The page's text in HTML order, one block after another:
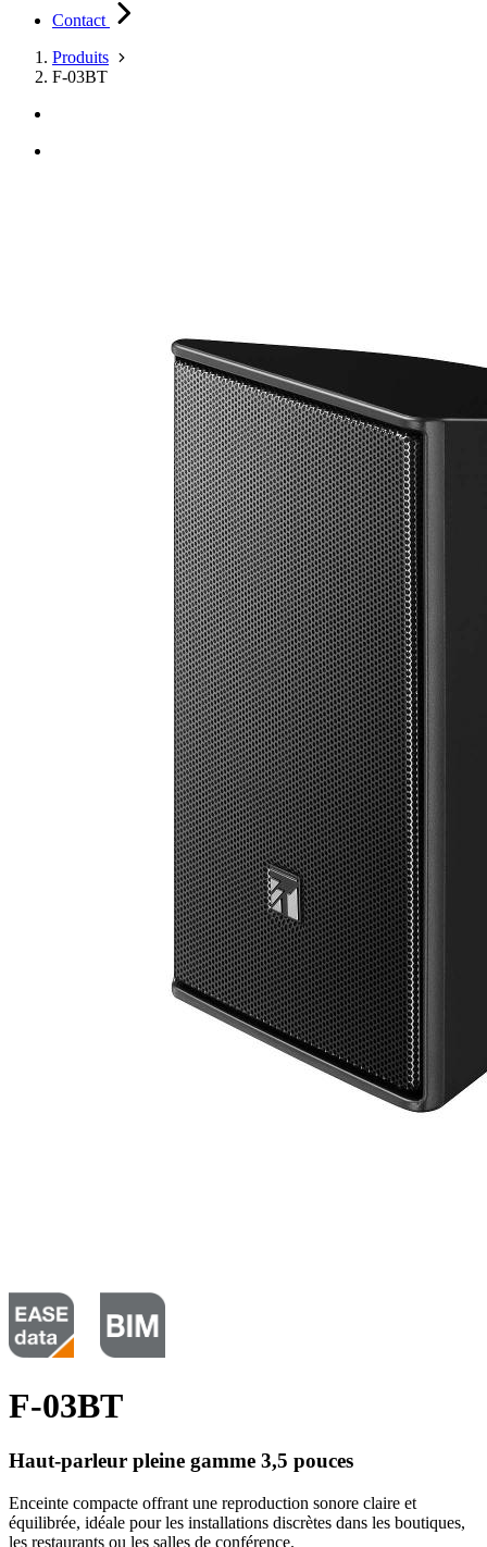
Contact
Produits
F-03BT
F-03BT
Haut-parleur pleine gamme 3,5 pouces
Enceinte compacte offrant une reproduction sonore claire et
équilibrée, idéale pour les installations discrètes dans les boutiques,
les restaurants ou les salles de conférence.